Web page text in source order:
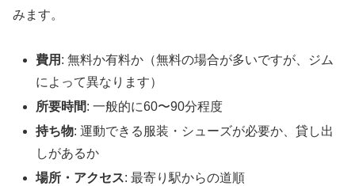
みます。
費用 : 無料か有料か（無料の場合が多いですが、ジム
によって異なります）
所要時間: 一般的に60〜90分程度
持ち物: 運動できる服装・シューズが必要か、貸し出
しがあるか
場所・アクセス: 最寄り駅からの道順